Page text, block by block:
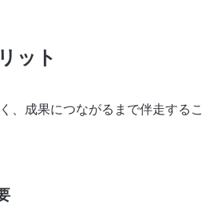
ット
、成果につながるまで伴走するこ